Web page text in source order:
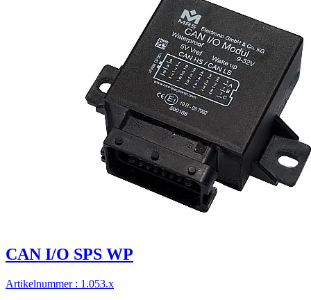
CAN I/O SPS WP
Artikelnummer : 1.053.x